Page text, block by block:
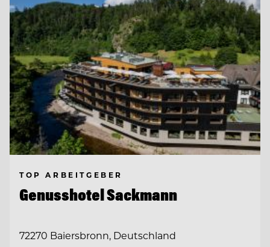
TOP ARBEITGEBER
Genusshotel Sackmann
72270 Baiersbronn, Deutschland